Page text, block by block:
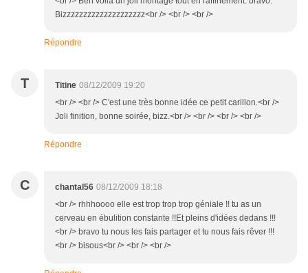
Bizzzzzzzzzzzzzzzzzzzz<br /> <br /> <br />
Répondre
T Titine 08/12/2009 19:20
<br /> <br /> C'est une très bonne idée ce petit carillon.<br />
Joli finition, bonne soirée, bizz.<br /> <br /> <br /> <br />
Répondre
C chantal56 08/12/2009 18:18
<br /> rhhhoooo elle est trop trop trop géniale !! tu as un
cerveau en ébulition constante !!Et pleins d'idées dedans !!!
<br /> bravo tu nous les fais partager et tu nous fais rêver !!!
<br /> bisous<br /> <br /> <br />